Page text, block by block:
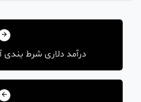
راهبری
درآمد دلاری شرط بندی